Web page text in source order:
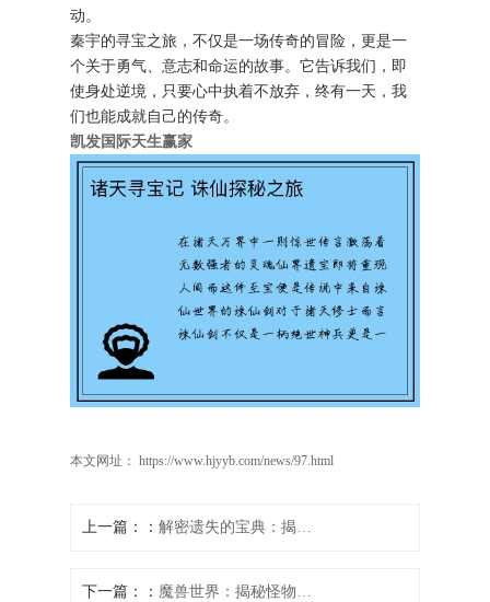
动。
秦宇的寻宝之旅，不仅是一场传奇的冒险，更是一
个关于勇气、意志和命运的故事。它告诉我们，即
使身处逆境，只要心中执着不放弃，终有一天，我
们也能成就自己的传奇。
凯发国际天生赢家
本文网址： https://www.hjyyb.com/news/97.html
上一篇： 解密遗失的宝典：揭开消失的秘密攻略
下一篇： 魔兽世界：揭秘怪物生命状态展示方法